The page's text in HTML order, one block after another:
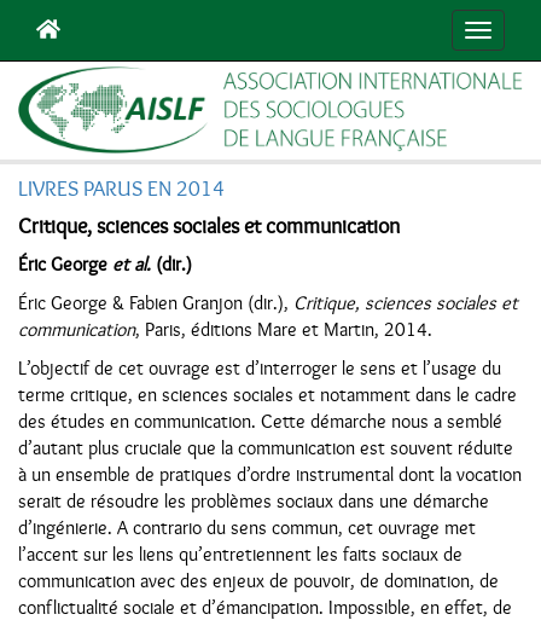
LIVRES PARUS EN 2014
Critique, sciences sociales et communication
Éric George et al. (dir.)
Éric George & Fabien Granjon (dir.), Critique, sciences sociales et
communication, Paris, éditions Mare et Martin, 2014.
L’objectif de cet ouvrage est d’interroger le sens et l’usage du
terme critique, en sciences sociales et notamment dans le cadre
des études en communication. Cette démarche nous a semblé
d’autant plus cruciale que la communication est souvent réduite
à un ensemble de pratiques d’ordre instrumental dont la vocation
serait de résoudre les problèmes sociaux dans une démarche
d’ingénierie. A contrario du sens commun, cet ouvrage met
l’accent sur les liens qu’entretiennent les faits sociaux de
communication avec des enjeux de pouvoir, de domination, de
conflictualité sociale et d’émancipation. Impossible, en effet, de